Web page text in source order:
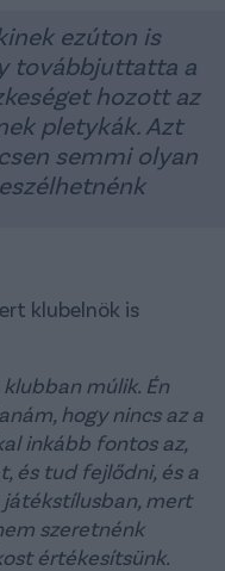
ezúton is
továbbjuttatta a
hozott az
pletykák. Azt
semmi olyan
klubelnök is
múlik. Én
hogy nincs az a
inkább fontos az,
és tud fejlődni, és a
mert
szeretnénk
értékesítsünk.